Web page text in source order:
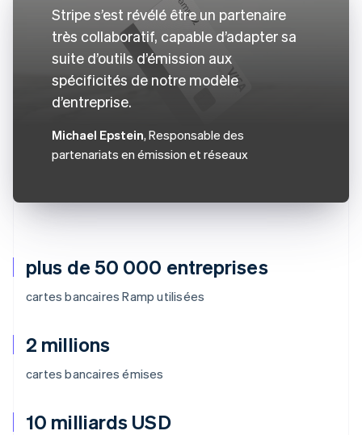
plus de 50 000 entreprises
cartes bancaires Ramp utilisées
2 millions
cartes bancaires émises
10 milliards USD
Stripe s’est révélé être un partenaire
très collaboratif, capable d’adapter sa
suite d’outils d’émission aux
spécificités de notre modèle
d’entreprise.
Michael Epstein, Responsable des
partenariats en émission et réseaux